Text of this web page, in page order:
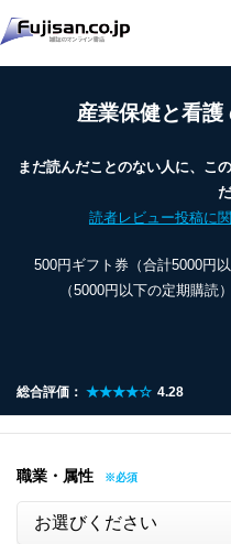
産業保健と看護
まだ読んだことのない人に、こ
読者レビュー投稿に
500円ギフト券（合計5000円
（5000円以下の定期購読
総合評価： ★★★★☆ 4.28
職業・属性